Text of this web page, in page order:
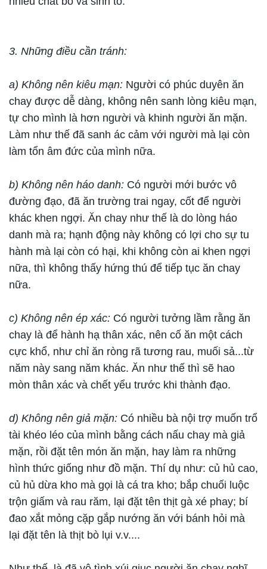
3. Những điều cần tránh:
a) Không nên kiêu mạn: Người có phúc duyên ăn
chay được dễ dàng, không nên sanh lòng kiêu mạn,
tự cho mình là hơn người và khinh người ăn mặn.
Làm như thế đã sanh ác cảm với người mà lại còn
làm tổn âm đức của mình nữa.
b) Không nên háo danh: Có người mới bước vô
đường đạo, đã ăn trường trai ngay, cốt để người
khác khen ngợi. Ăn chay như thế là do lòng háo
danh mà ra; hạnh động này không có lợi cho sự tu
hành mà lại còn có hại, khi không còn ai khen ngợi
nữa, thì không thấy hứng thú để tiếp tục ăn chay
nữa.
c) Không nên ép xác: Có người tưởng lầm rằng ăn
chay là để hành hạ thân xác, nên cố ăn một cách
cực khổ, như chỉ ăn ròng rã tương rau, muối sả...từ
năm này sang năm khác. Ăn như thế thì sẽ hao
mòn thân xác và chết yểu trước khi thành đạo.
d) Không nên giả mặn: Có nhiều bà nội trợ muốn trổ
tài khéo léo của mình bằng cách nấu chay mà giả
mặn, rồi đặt tên món ăn mặn, hay làm ra những
hình thức giống như đồ mặn. Thí dụ như: củ hủ cao,
củ hủ dừa kho mà gọi là cá tra kho; bắp chuối luộc
trộn giấm và rau răm, lại đặt tên thịt gà xé phay; bí
đao xắt mỏng cặp gắp nướng ăn với bánh hỏi mà
lại đặt tên là thịt bò lụi v.v....